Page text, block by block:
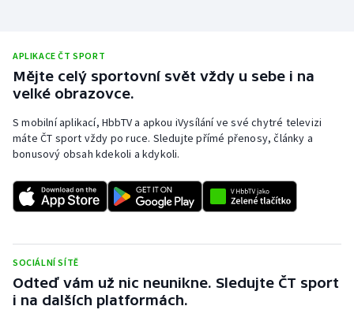
Parasport
Plavání
Plážový volejbal
Ragby
Rychlobruslení
Rychlostní kanoistika
Short track
APLIKACE ČT SPORT
Mějte celý sportovní svět vždy u sebe i na
velké obrazovce.
S mobilní aplikací, HbbTV a apkou iVysílání ve své chytré televizi
máte ČT sport vždy po ruce. Sledujte přímé přenosy, články a
bonusový obsah kdekoli a kdykoli.
SOCIÁLNÍ SÍTĚ
Odteď vám už nic neunikne. Sledujte ČT sport
i na dalších platformách.